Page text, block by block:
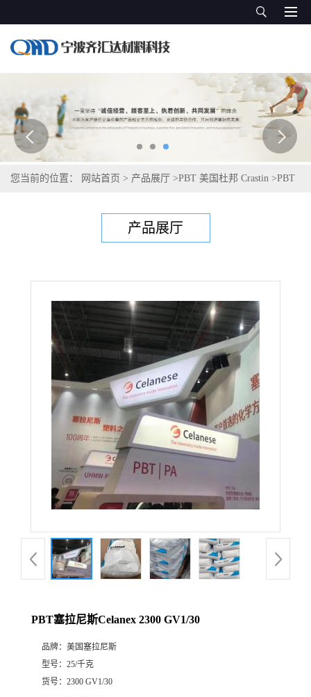
您当前的位置： 网站首页 > 产品展厅 >PBT 美国杜邦 Crastin >PBT
产品展厅
PBT塞拉尼斯Celanex 2300 GV1/30
品牌： 美国塞拉尼斯
型号： 25/千克
货号： 2300 GV1/30